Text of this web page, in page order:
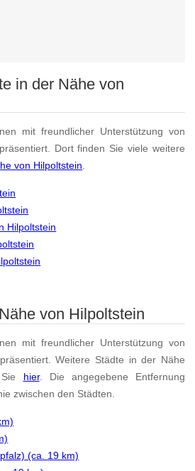
in der Nähe von
mit freundlicher Unterstützung von
Dort finden Sie viele weitere
von Hilpoltstein.
Hilpoltstein
von Hilpoltstein
mit freundlicher Unterstützung von
Weitere Städte in der Nähe
hier. Die angegebene Entfernung
zwischen den Städten.
(ca. 19 km)